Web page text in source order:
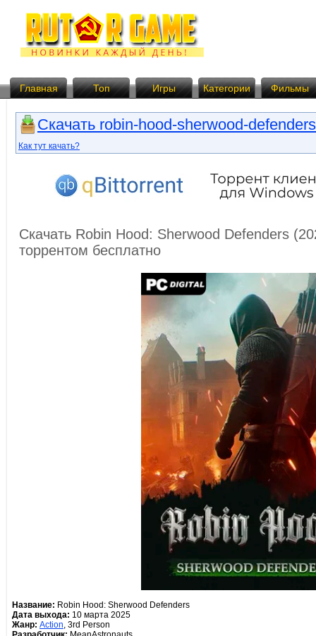
Главная Топ Игры Категории Фильмы
Скачать robin-hood-sherwood-
Как тут качать?
Скачать Robin Hood: Sherwood Defenders
торрентом бесплатно
Название: Robin Hood: Sherwood Defenders
Дата выхода: 10 марта 2025
Жанр: Action, 3rd Person